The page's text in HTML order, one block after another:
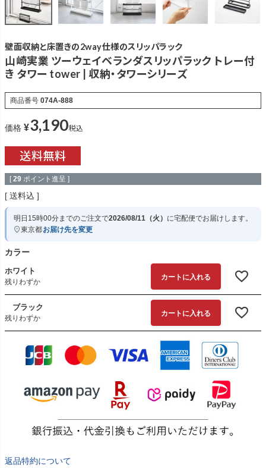
壁面収納と床置きの2way仕様のスリッパラック
山崎実業 ツーウェイベランダスリッパラック トレー付
き タワー tower | 収納・タワーシリーズ
商品番号 074A-888
価格 ¥3,190税込
[ 29 ポイント進呈 ]
送料込
明日 15時00分までのご注文で2026/08/11（火） に宅配便でお届けします。
東京都お届け先を変更
カラー
ホワイト
残りわずか
カートに入れる
ブラック
残りわずか
カートに入れる
返品特約について